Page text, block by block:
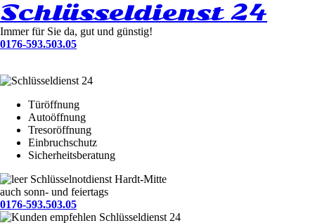
Schlüsseldienst 24
Immer für Sie da, gut und günstig!
0176-593.503.05
Türöffnung
Autoöffnung
Tresoröffnung
Einbruchschutz
Sicherheitsberatung
Schlüsselnotdienst Hardt-Mitte
auch sonn- und feiertags
0176-593.503.05